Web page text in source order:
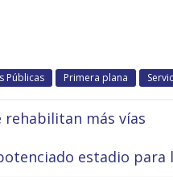
Públicas Primera plana
rehabilitan más vías
estadio para